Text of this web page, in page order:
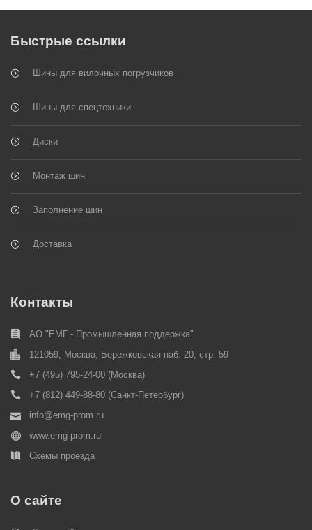
Быстрые ссылки
Шины для вилочных погрузчиков
Шины для спецтехники
Диски
Монтаж шин
Заполнение шин
Доставка
Контакты
АО "ЕМГ - Промышленная поддержка"
121059, Москва, Бережковская наб. 20, стр. 59
+7 (495) 795-24-00 (Москва)
+7 (812) 449-88-80 (Cанкт-Петербург)
info@emg-prom.ru
www.emg-prom.ru
Схемы проезда
О сайте